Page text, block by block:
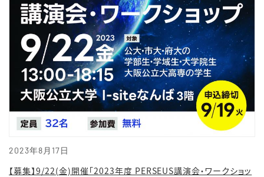
2023年8月17日
【募集】9/22(金)開催「2023年度 PERSEUS講演会・ワークショッ